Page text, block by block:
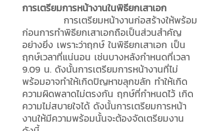
การเตรียมการหน้างานในพิธียกเสาเอก
การเตรียมหน้างานก่อสร้างให้พร้อม
ก่อนการทำพิธียกเสาเอกถือเป็นส่วนสำคัญ
อย่างยิ่ง เพราะว่าฤกษ์ ในพิธียกเสาเอก เป็น
ฤกษ์เวลาที่แน่นอน เช่นบางหลังกำหนดที่เวลา
9.09 น. ดังนั้นการเตรียมการหน้างานที่ไม่
พร้อมอาจทำให้เกิดปัญหาขลุกขลัก ทำให้เกิด
ความผิดพลาดไม่ตรงกัน ฤกษ์ที่กำหนดไว้ เกิด
ความไม่สบายใจได้ ดังนั้นการเตรียมการหน้า
งานให้มีความพร้อมนั้นจะต้องจัดเตรียมงาน